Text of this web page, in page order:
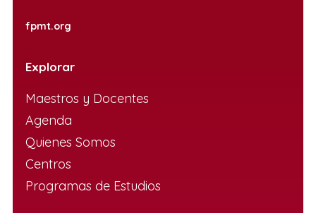
fpmt.org
Explorar
Maestros y Docentes
Agenda
Quienes Somos
Centros
Programas de Estudios